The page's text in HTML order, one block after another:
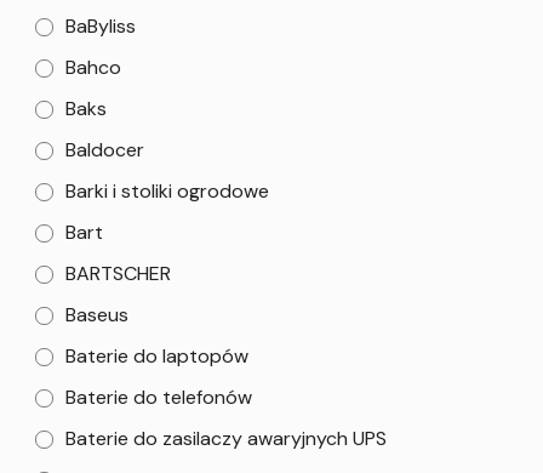
BaByliss
Bahco
Baks
Baldocer
Barki i stoliki ogrodowe
Bart
BARTSCHER
Baseus
Baterie do laptopów
Baterie do telefonów
Baterie do zasilaczy awaryjnych UPS